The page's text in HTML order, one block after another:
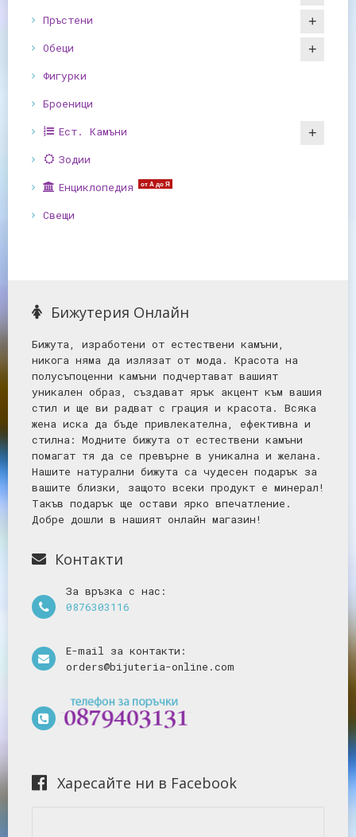
Пръстени
Обеци
Фигурки
Броеници
Ест. Камъни
Зодии
Енциклопедия
от А до Я
Свещи
Бижутерия Онлайн
Бижута, изработени от естествени камъни,
никога няма да излязат от мода. Красота на
полусъпоценни камъни подчертават вашият
уникален образ, създават ярък акцент към вашия
стил и ще ви радват с грация и красота. Всяка
жена иска да бъде привлекателна, ефективна и
стилна: Mодните бижута от естествени камъни
помагат тя да се превърне в уникална и желана.
Нашите натурални бижута са чудесен подарък за
вашите близки, защото всеки продукт е минерал!
Такъв подарък ще остави ярко впечатление.
Добре дошли в нашият онлайн магазин!
Контакти
За връзка с нас:
0876303116
E-mail за контакти:
orders@bijuteria-online.com
Харесайте ни в Facebook